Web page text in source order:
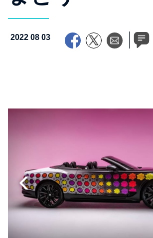
2022 08 03